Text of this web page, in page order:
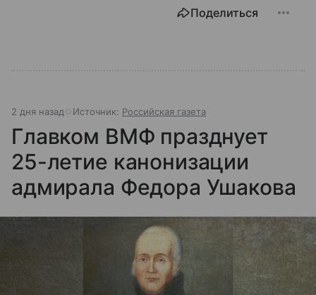
Поделиться
2 дня назад Источник: Российская газета
Главком ВМФ празднует
25-летие канонизации
адмирала Федора Ушакова